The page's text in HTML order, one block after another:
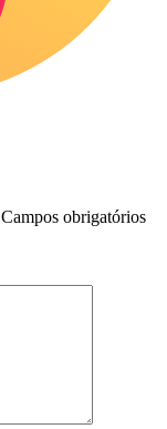
Campos obrigatórios